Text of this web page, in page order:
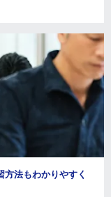
法もわかりやすく